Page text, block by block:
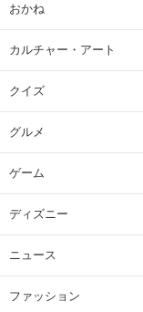
おかね
カルチャー・アート
クイズ
グルメ
ゲーム
ディズニー
ニュース
ファッション